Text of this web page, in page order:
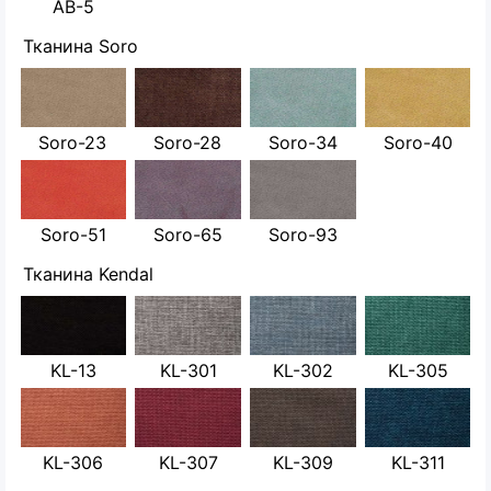
AB-5
Тканина Soro
Soro-23 Soro-28 Soro-34 Soro-40
Soro-51 Soro-65
Soro-93
Тканина Kendal
KL-13 KL-301 KL-302 KL-305
KL-306 KL-307 KL-309
KL-311